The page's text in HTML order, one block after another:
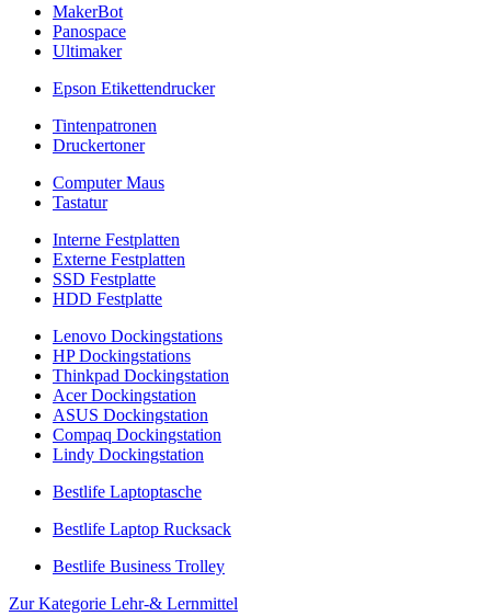
MakerBot
Panospace
Ultimaker
Epson Etikettendrucker
Tintenpatronen
Druckertoner
Computer Maus
Tastatur
Interne Festplatten
Externe Festplatten
SSD Festplatte
HDD Festplatte
Lenovo Dockingstations
HP Dockingstations
Thinkpad Dockingstation
Acer Dockingstation
ASUS Dockingstation
Compaq Dockingstation
Lindy Dockingstation
Bestlife Laptoptasche
Bestlife Laptop Rucksack
Bestlife Business Trolley
Zur Kategorie Lehr-& Lernmittel